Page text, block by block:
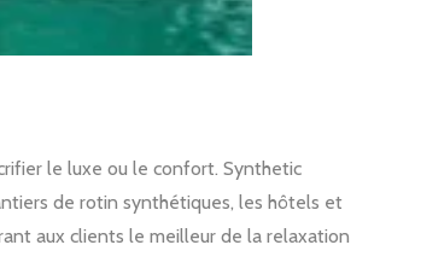
le luxe ou le confort. Synthetic
de rotin synthétiques, les hôtels et
aux clients le meilleur de la relaxation